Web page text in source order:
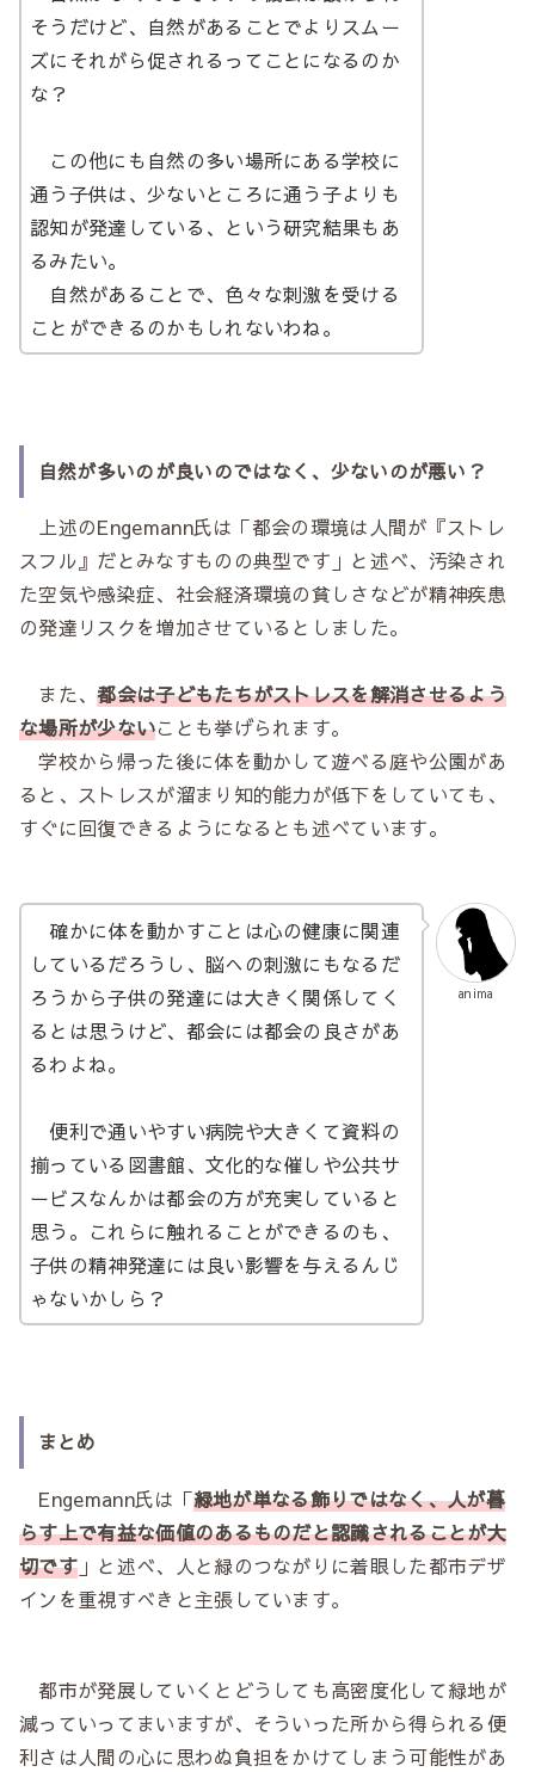
そうだけど、自然があることでよりスムー
ズにそれがら促されるってことになるのか
な？
この他にも自然の多い場所にある学校に
通う子供は、少ないところに通う子よりも
認知が発達している、という研究結果もあ
るみたい。
自然があることで、色々な刺激を受ける
ことができるのかもしれないわね。
自然が多いのが良いのではなく、少ないのが悪い？
上述のEngemann氏は「都会の環境は人間が『ストレ
スフル』だとみなすものの典型です」と述べ、汚染され
た空気や感染症、社会経済環境の貧しさなどが精神疾患
の発達リスクを増加させているとしました。
また、都会は子どもたちがストレスを解消させるよう
な場所が少ないことも挙げられます。
学校から帰った後に体を動かして遊べる庭や公園があ
ると、ストレスが溜まり知的能力が低下をしていても、
すぐに回復できるようになるとも述べています。
anima
確かに体を動かすことは心の健康に関連
しているだろうし、脳への刺激にもなるだ
ろうから子供の発達には大きく関係してく
るとは思うけど、都会には都会の良さがあ
るわよね。
便利で通いやすい病院や大きくて資料の
揃っている図書館、文化的な催しや公共サ
ービスなんかは都会の方が充実していると
思う。これらに触れることができるのも、
子供の精神発達には良い影響を与えるんじ
ゃないかしら？
まとめ
Engemann氏は「緑地が単なる飾りではなく、人が暮
らす上で有益な価値のあるものだと認識されることが大
切です」と述べ、人と緑のつながりに着眼した都市デザ
インを重視すべきと主張しています。
都市が発展していくとどうしても高密度化して緑地が
減っていってまいますが、そういった所から得られる便
利さは人間の心に思わぬ負担をかけてしまう可能性があ